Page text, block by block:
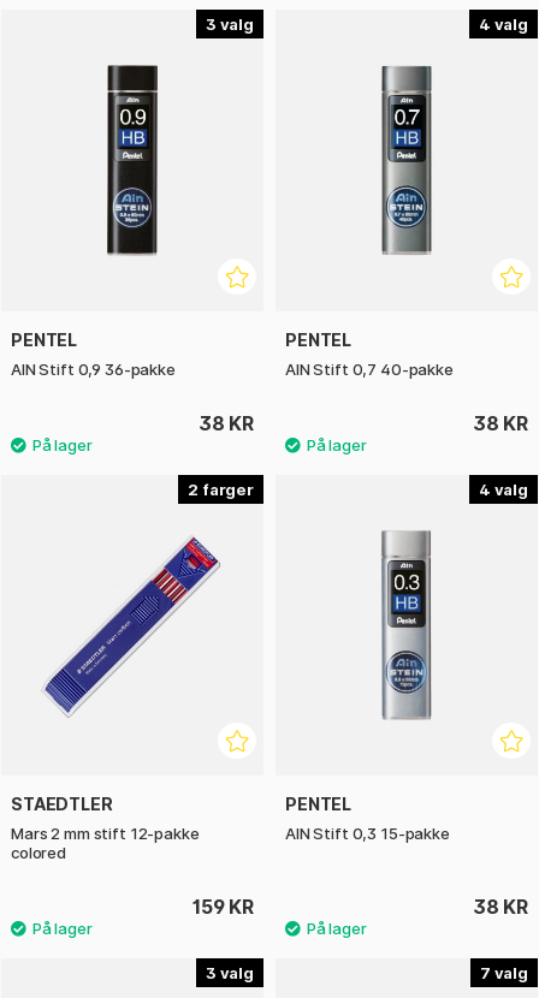
3
PENTEL
AIN Stift 0,9 36-pakke
38 KR
4
PENTEL
AIN Stift 0,7 40-pakke
38 KR
2
STAEDTLER
Mars 2 mm stift 12-pakke
colored
159 KR
4
PENTEL
AIN Stift 0,3 15-pakke
38 KR
3 7